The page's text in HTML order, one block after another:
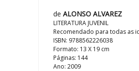
de ALONSO ALVAREZ
LITERATURA JUVENIL
Recomendado para todas as
ISBN: 9788562226038
Formato: 13 X 19 cm
Páginas: 144
Ano: 2009